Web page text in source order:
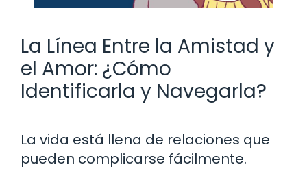
La Línea Entre la Amistad y
el Amor: ¿Cómo
Identificarla y Navegarla?
La vida está llena de relaciones que
pueden complicarse fácilmente.